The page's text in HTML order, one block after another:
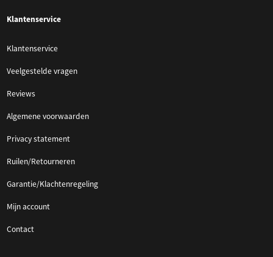
Klantenservice
Klantenservice
Veelgestelde vragen
Reviews
Algemene voorwaarden
Privacy statement
Ruilen/Retourneren
Garantie/Klachtenregeling
Mijn account
Contact